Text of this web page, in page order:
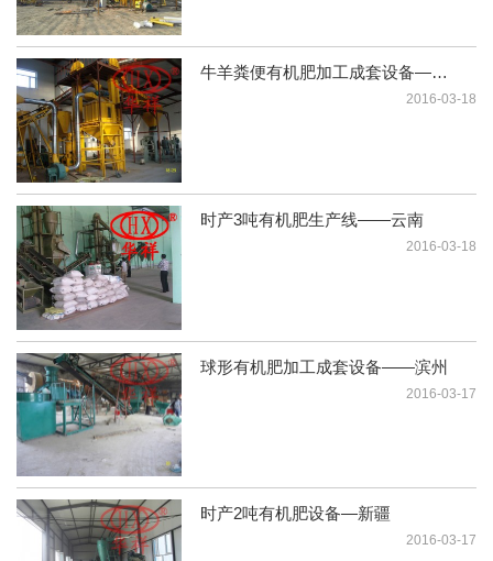
牛羊粪便有机肥加工成套设备——内蒙
2016-03-18
时产3吨有机肥生产线——云南
2016-03-18
球形有机肥加工成套设备——滨州
2016-03-17
时产2吨有机肥设备—新疆
2016-03-17